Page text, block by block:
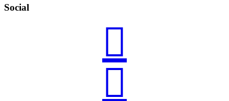
Social

